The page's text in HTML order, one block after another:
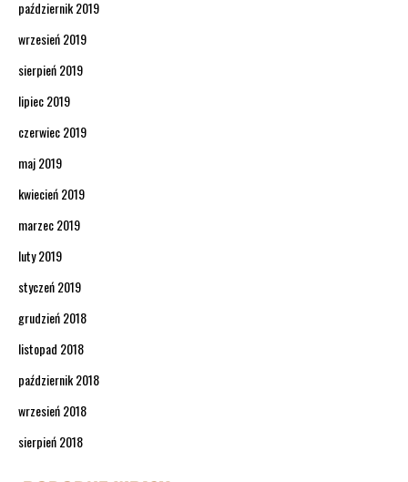
październik 2019
wrzesień 2019
sierpień 2019
lipiec 2019
czerwiec 2019
maj 2019
kwiecień 2019
marzec 2019
luty 2019
styczeń 2019
grudzień 2018
listopad 2018
październik 2018
wrzesień 2018
sierpień 2018